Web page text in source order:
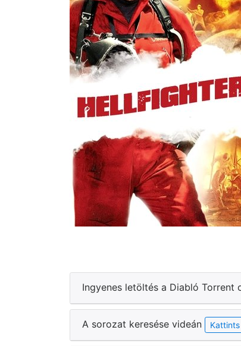
Ingyenes letöltés a Diabló Torrent
A sorozat keresése videán